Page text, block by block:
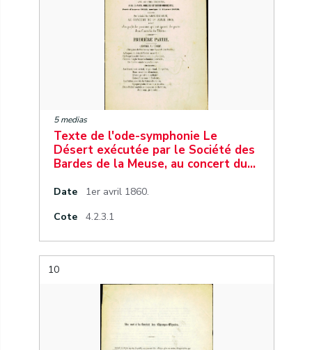
5 medias
Texte de l'ode-symphonie Le
Désert exécutée par le Société des
Bardes de la Meuse, au concert du…
Date
1er avril 1860.
Cote
4.2.3.1
10